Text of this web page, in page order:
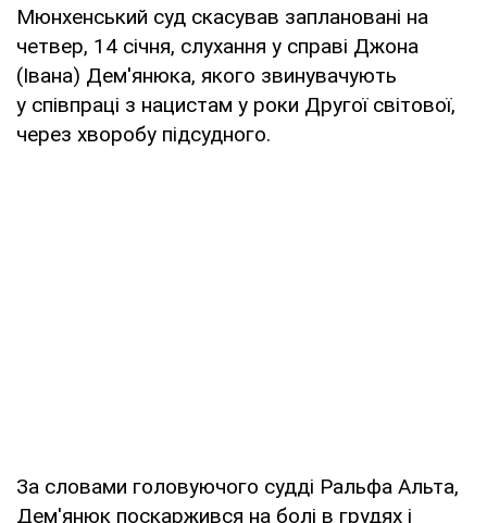
Мюнхенський суд скасував заплановані на
четвер, 14 січня, слухання у справі Джона
(Івана) Дем'янюка, якого звинувачують
у співпраці з нацистам у роки Другої світової,
через хворобу підсудного.
За словами головуючого судді Ральфа Альта,
Дем'янюк поскаржився на болі в грудях і